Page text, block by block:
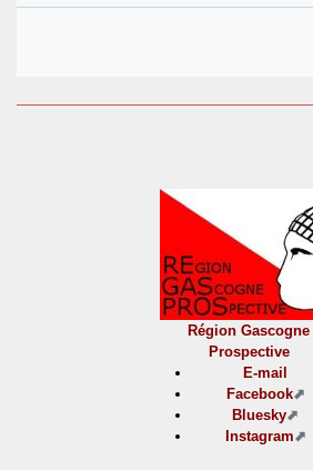
Région Gascogne
Prospective
E-mail
Facebook
Bluesky
Instagram